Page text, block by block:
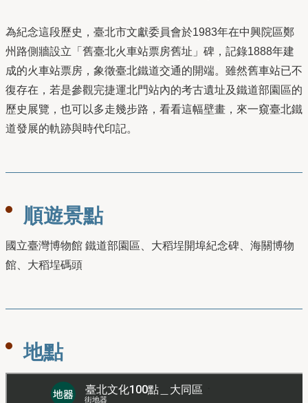
為紀念這段歷史，臺北市文獻委員會於1983年在中興院區鄭
州路側牆設立「舊臺北火車站票房舊址」碑，記錄1888年建
成的火車站票房，象徵臺北鐵道交通的開端。雖然舊車站已不
復存在，若是參觀完捷運北門站內的考古遺址及鐵道部園區的
歷史展覽，也可以多走幾步路，看看這幅壁畫，來一窺臺北鐵
道發展的軌跡與時代印記。
順遊景點
國立臺灣博物館 鐵道部園區、大稻埕開埠紀念碑、海關博物
館、大稻埕碼頭
地點